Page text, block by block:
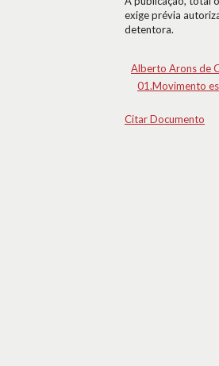
exige prévia
detentora.
Alberto Arons de
01.Movimento
Citar Documento